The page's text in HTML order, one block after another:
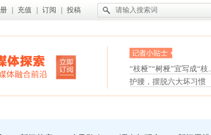
充值 订阅 投稿
眼白变红或是结膜下出血
“枝桠”“树桠”宜写成“枝
夏天缓解疲劳有三招
护腰，摆脱六大坏习惯
受伤了冰敷还是热敷